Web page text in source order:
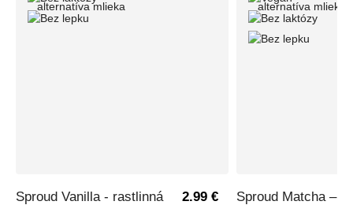
Sproud Vanilla - rastlinná
2.99 €
Sproud Matcha –